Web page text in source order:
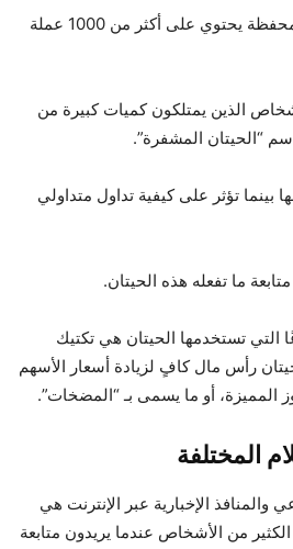
Bitcoin Whale هو عنوان محفظة يحتوي على أكثر من 1000 عملة
الذين يمتلكون كميات كبيرة من
“الحيتان المشفرة”.
بينما تؤثر على كيفية تداول متداولي
ما تفعله هذه الحيتان.
التي تستخدمها الحيتان هي تكتيك
رأس مال كافٍ لزيادة أسعار الأسهم
المميزة، أو ما يسمى بـ “المضخات”.
المختلفة
والمنافذ الإخبارية عبر الإنترنت هي
الكثير من الأشخاص عندما يريدون متابعة